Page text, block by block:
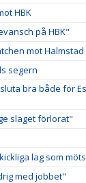
HBK
på HBK"
mot Halmstad
segern
bra både för
slaget förlorat"
lag som
med jobbet"